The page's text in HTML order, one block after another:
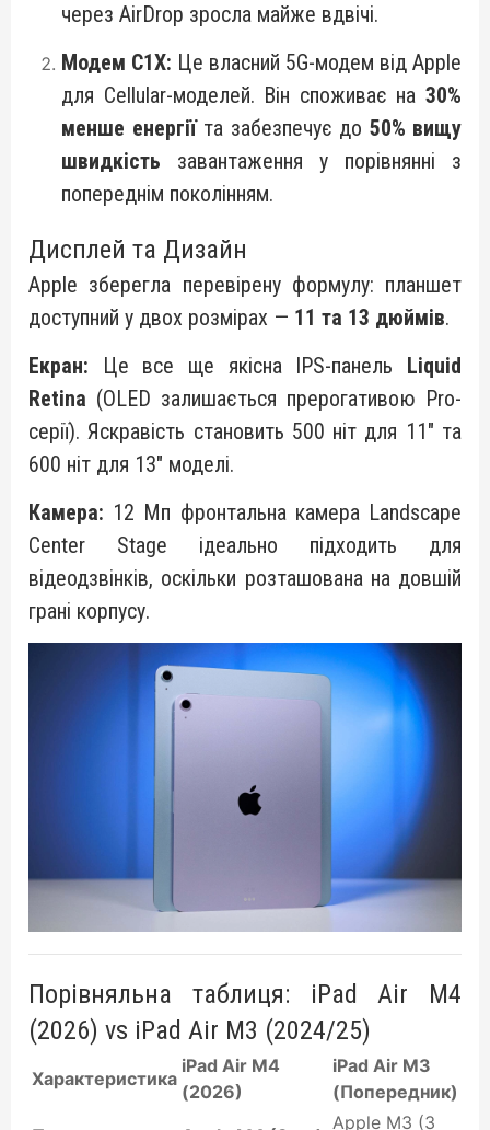
через AirDrop зросла майже вдвічі.
Модем C1X: Це власний 5G-модем від Apple
для Cellular-моделей. Він споживає на 30%
менше енергіїта забезпечує до 50% вищу
швидкість завантаження у порівнянні з
попереднім поколінням.
Дисплей та Дизайн
Apple зберегла перевірену формулу: планшет
доступний у двох розмірах — 11 та 13 дюймів.
Екран: Це все ще якісна IPS-панель Liquid
Retina (OLED залишається прерогативою Pro-
серії). Яскравість становить 500 ніт для 11" та
600 ніт для 13" моделі.
Камера: 12 Мп фронтальна камера Landscape
Center Stage ідеально підходить для
відеодзвінків, оскільки розташована на довшій
грані корпусу.
Порівняльна таблиця: iPad Air M4
(2026) vs iPad Air M3 (2024/25)
Характеристика
iPad Air M4
(2026)
iPad Air M3
(Попередник)
Apple M3 (3